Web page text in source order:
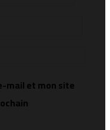
mail et mon site